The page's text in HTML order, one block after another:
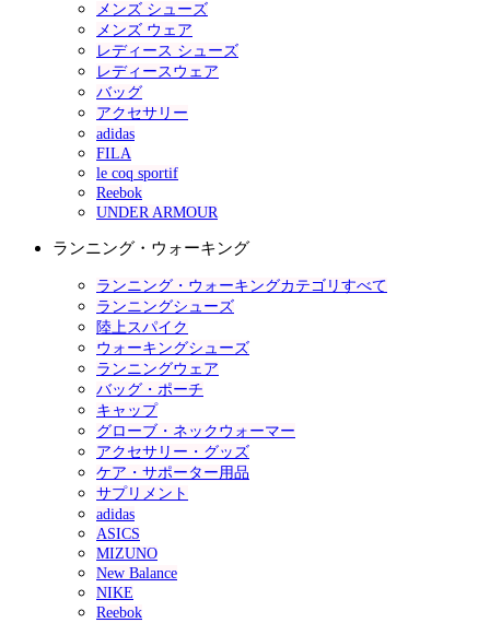
メンズ シューズ
メンズ ウェア
レディース シューズ
レディースウェア
バッグ
アクセサリー
adidas
FILA
le coq sportif
Reebok
UNDER ARMOUR
ランニング・ウォーキング
ランニング・ウォーキングカテゴリすべて
ランニングシューズ
陸上スパイク
ウォーキングシューズ
ランニングウェア
バッグ・ポーチ
キャップ
グローブ・ネックウォーマー
アクセサリー・グッズ
ケア・サポーター用品
サプリメント
adidas
ASICS
MIZUNO
New Balance
NIKE
Reebok